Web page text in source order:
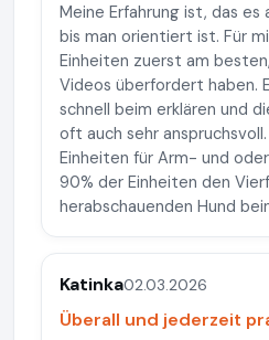
Meine Erfahrung ist, das
bis man orientiert ist. Für
Einheiten zuerst am
Videos überfordert haben.
schnell beim erklären und
oft auch sehr
Einheiten für Arm- und
90% der Einheiten den
herabschauenden Hund
Katinka02.03.2026
Überall und jederzeit